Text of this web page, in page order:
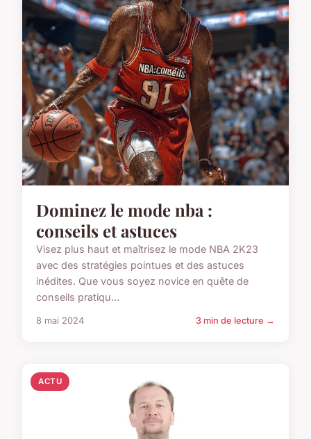
Dominez le mode nba :
conseils et astuces
Visez plus haut et maîtrisez le mode NBA 2K23
avec des stratégies pointues et des astuces
inédites. Que vous soyez novice en quête de
conseils pratiqu...
8 mai 2024 3 min de lecture →
ACTU